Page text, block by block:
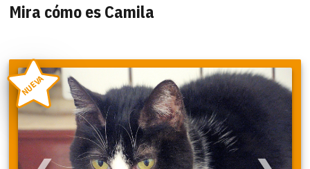
Mira cómo es Camila
NUEVA